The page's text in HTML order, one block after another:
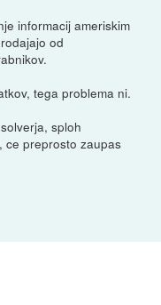
informacij ameriskim
od
tega problema ni.
sploh
ce preprosto zaupas